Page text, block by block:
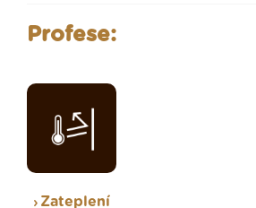
Profese:
Zateplení